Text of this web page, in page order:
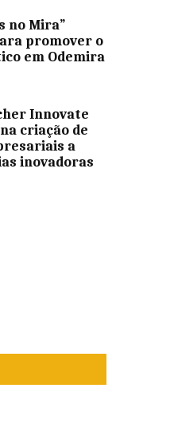
no Mira”
promover o
em Odemira
Innovate
criação de
a
inovadoras